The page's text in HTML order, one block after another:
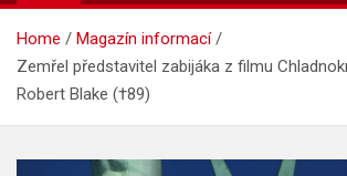
Home
Magazín informací
Zemřel představitel zabijáka z filmu
Robert Blake (†89)